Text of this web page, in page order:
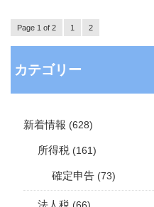
Page 1 of 2 1 2
カテゴリー
新着情報 (628)
所得税 (161)
確定申告 (73)